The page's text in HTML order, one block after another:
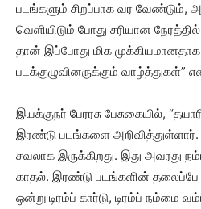
படங்களும் சிறப்பாக வர வேண்டும்,
வெளியிடும் போது சரியான
தான் இப்போது மிக
படக்குழுவினருக்கும் வாழ்த்துகள்”
இயக்குநர் பேரரசு பேசுகையில்,
இரண்டு படங்களை அறிவித்துள்ளார்.
சவலாக இருக்கிறது. இது அவரது
காதல். இரண்டு படங்களின் தலைப்பே
ஒன்று டிரம்ப் கார்டு, டிரம்ப் நம்மை